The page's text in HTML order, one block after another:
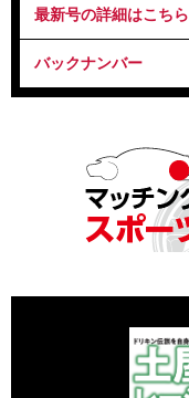
最新号の詳細はこちら
バックナンバー